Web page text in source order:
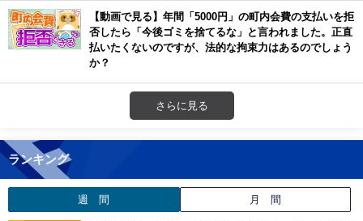
【動画で見る】年間「5000円」の町内会費の支払いを拒
否したら「今後ゴミを捨てるな」と言われました。正直
払いたくないのですが、法的な拘束力はあるのでしょう
か？
さらに見る
ランキング
週 間 月 間